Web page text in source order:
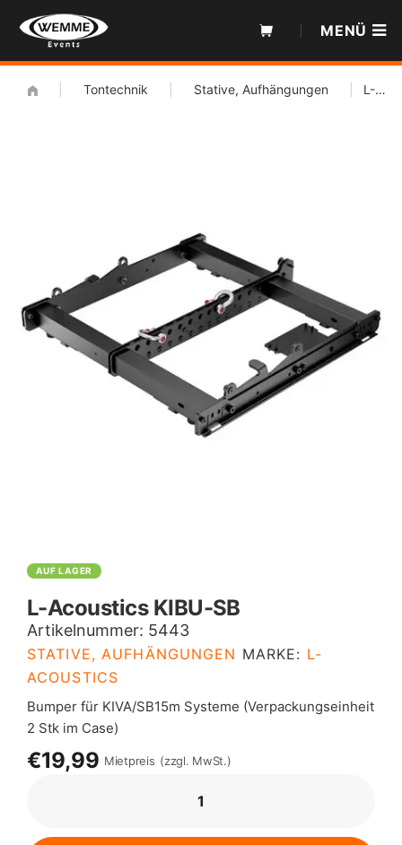
Inhalt
MENÜ
Tontechnik Stative, Aufhängungen L-Acoustics KIBU-SB
AUF LAGER
L-Acoustics KIBU-SB
Artikelnummer: 5443
STATIVE, AUFHÄNGUNGEN MARKE: L-
ACOUSTICS
Bumper für KIVA/SB15m Systeme (Verpackungseinheit
2 Stk im Case)
€19,99 Mietpreis (zzgl. MwSt.)